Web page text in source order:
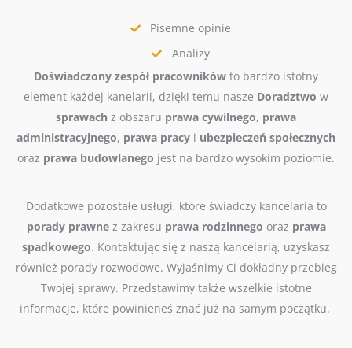
Pisemne opinie
Analizy
Doświadczony zespół pracowników to bardzo istotny
element każdej kanelarii, dzięki temu nasze Doradztwo w
sprawach z obszaru prawa cywilnego, prawa
administracyjnego, prawa pracy i ubezpieczeń społecznych
oraz prawa budowlanego jest na bardzo wysokim poziomie.
Dodatkowe pozostałe usługi, które świadczy kancelaria to
porady prawnez zakresu prawa rodzinnego oraz prawa
spadkowego. Kontaktując się z naszą kancelarią, uzyskasz
również porady rozwodowe. Wyjaśnimy Ci dokładny przebieg
Twojej sprawy. Przedstawimy także wszelkie istotne
informacje, które powinieneś znać już na samym początku.